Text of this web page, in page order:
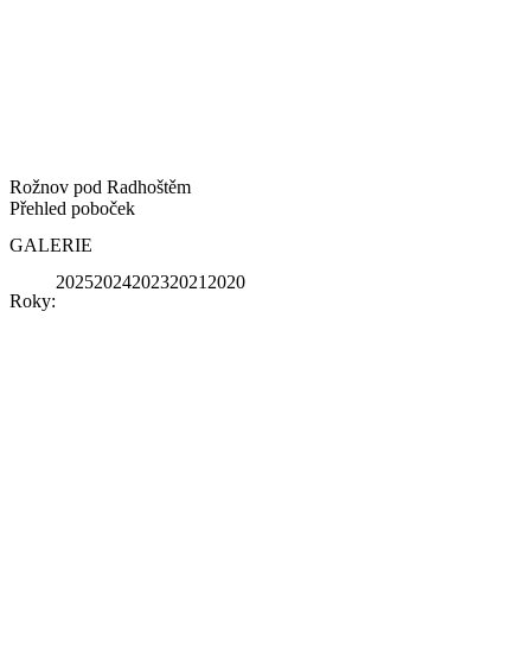
Rožnov pod Radhoštěm
Přehled poboček
GALERIE
Roky:
2025202420232021 2020